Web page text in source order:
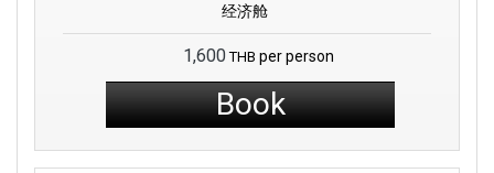
经济舱
1,600 THB per person
Book